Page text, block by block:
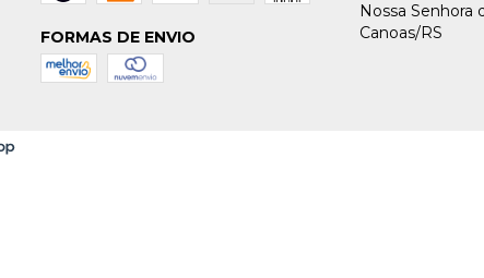
FORMAS DE ENVIO
Nossa Senhora
Canoas/RS